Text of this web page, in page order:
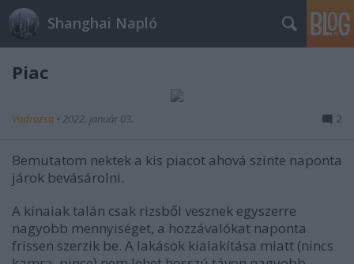
Shanghai Napló
Piac
Vadrozsa • 2022. január 03. 2
Bemutatom nektek a kis piacot ahová szinte naponta
járok bevásárolni.
A kínaiak talán csak rizsből vesznek egyszerre
nagyobb mennyiséget, a hozzávalókat naponta
frissen szerzik be. A lakások kialakítása miatt (nincs